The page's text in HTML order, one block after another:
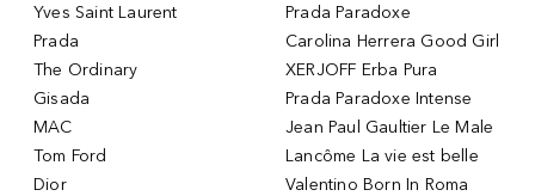
Yves Saint Laurent
Prada
The Ordinary
Gisada
MAC
Tom Ford
Dior
Prada Paradoxe
Carolina Herrera Good Girl
XERJOFF Erba Pura
Prada Paradoxe Intense
Jean Paul Gaultier Le Male
Lancôme La vie est belle
Valentino Born In Roma